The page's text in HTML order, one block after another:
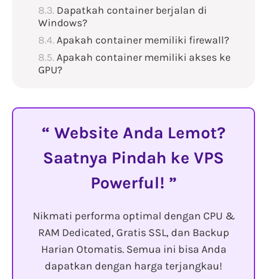
Dapatkah container berjalan di
Windows?
Apakah container memiliki firewall?
Apakah container memiliki akses ke
GPU?
Website Anda Lemot?
Saatnya Pindah ke VPS
Powerful!
Nikmati performa optimal dengan CPU &
RAM Dedicated, Gratis SSL, dan Backup
Harian Otomatis. Semua ini bisa Anda
dapatkan dengan harga terjangkau!